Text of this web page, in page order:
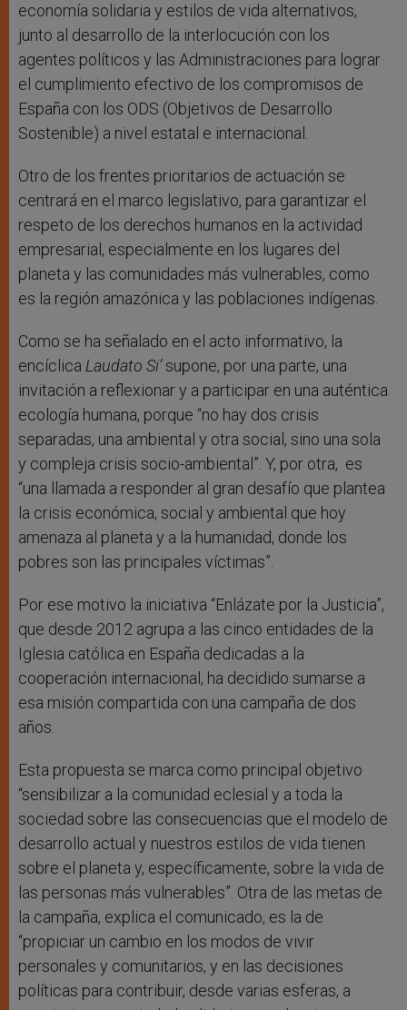
economía solidaria y estilos de vida alternativos,
junto al desarrollo de la interlocución con los
agentes políticos y las Administraciones para lograr
el cumplimiento efectivo de los compromisos de
España con los ODS (Objetivos de Desarrollo
Sostenible) a nivel estatal e internacional.
Otro de los frentes prioritarios de actuación se
centrará en el marco legislativo, para garantizar el
respeto de los derechos humanos en la actividad
empresarial, especialmente en los lugares del
planeta y las comunidades más vulnerables, como
es la región amazónica y las poblaciones indígenas.
Como se ha señalado en el acto informativo, la
encíclica Laudato Si’supone, por una parte, una
invitación a reflexionar y a participar en una auténtica
ecología humana, porque “no hay dos crisis
separadas, una ambiental y otra social, sino una sola
y compleja crisis socio-ambiental”. Y, por otra, es
“una llamada a responder al gran desafío que plantea
la crisis económica, social y ambiental que hoy
amenaza al planeta y a la humanidad, donde los
pobres son las principales víctimas”.
Por ese motivo la iniciativa “Enlázate por la Justicia”,
que desde 2012 agrupa a las cinco entidades de la
Iglesia católica en España dedicadas a la
cooperación internacional, ha decidido sumarse a
esa misión compartida con una campaña de dos
años.
Esta propuesta se marca como principal objetivo
“sensibilizar a la comunidad eclesial y a toda la
sociedad sobre las consecuencias que el modelo de
desarrollo actual y nuestros estilos de vida tienen
sobre el planeta y, específicamente, sobre la vida de
las personas más vulnerables”. Otra de las metas de
la campaña, explica el comunicado, es la de
“propiciar un cambio en los modos de vivir
personales y comunitarios, y en las decisiones
políticas para contribuir, desde varias esferas, a